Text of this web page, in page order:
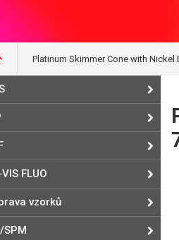
Platinum Skimmer Cone with
FLUO
vzorků
SPM